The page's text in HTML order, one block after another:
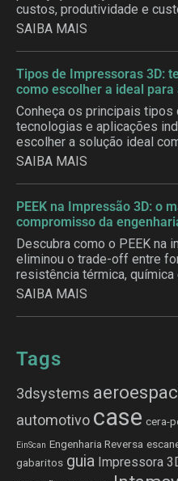
custos, produtividade e
SAIBA MAIS
Tipos de Impressoras 3D:
como escolher a ideal para
Conheça os principais
tecnologias e aplicações
escolher a solução ideal
SAIBA MAIS
PEEK na Impressão 3D: o
compromisso da
Descubra como o PEEK na
eliminou o trade-off entre
resistência térmica, química
SAIBA MAIS
Tags
3dsystems
automotivo case cera-
EinScan Engenharia Reversa
gabaritos guia Impressora